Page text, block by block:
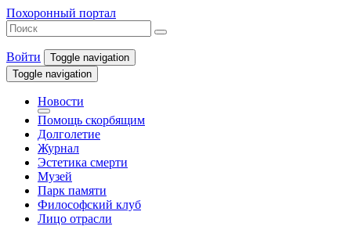
Похоронный портал
Войти
Toggle navigation
Toggle navigation
Новости
Помощь скорбящим
Долголетие
Журнал
Эстетика смерти
Музей
Парк памяти
Философский клуб
Лицо отрасли